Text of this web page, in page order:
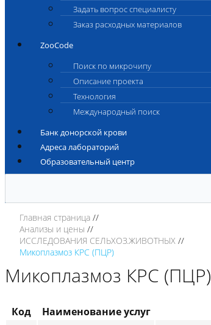
Задать вопрос специалисту
Заказ расходных материалов
ZooCode
Поиск по микрочипу
Описание проекта
Технология
Международный поиск
Банк донорской крови
Адреса лабораторий
Образовательный центр
Главная страница
Анализы и цены
ИССЛЕДОВАНИЯ СЕЛЬХОЗ.ЖИВОТНЫХ
Микоплазмоз КРС (ПЦР)
Микоплазмоз КРС (ПЦР)
Код Наименование услуг